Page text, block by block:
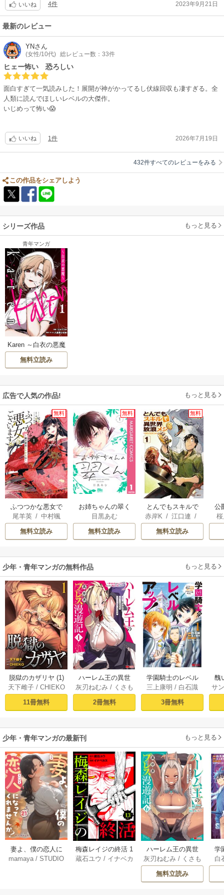
いいね 4件 2023年9月21日
最新のレビュー
YNさん
(女性/10代) 総レビュー数：33件
ヒェー怖い 恐ろしい
面白すぎて一気読みした！展開が神がかってるし伏線回収も凄すぎる。全
人類に読んでほしいレベルの大傑作。
いじめって怖い😱
いいね 1件 2026年7月19日
432件すべてのレビューをみる
この作品をシェアしよう
シリーズ作品 もっと見る
青年マンガ
Karen ～白衣の悪魔
～
無料立読み
広告で人気の作品! もっと見る
無料
ふつつかな悪女で
はございますが ～
雛宮蝶鼠とりかえ
伝～
尾羊英/ 中村颯
希/ゆき哉
無料立読み
無料
お姉ちゃんの翠く
ん
目黒あむ
無料立読み
無料
とんでもスキルで
異世界放浪メシ
赤岸K / 江口連 /
雅
無料立読み
公
は
少年・青年マンガの無料作品 もっと見る
脱獄のカザリヤ (1)
天下雌子/ CHIEKO
11冊無料
ハーレム王の異世
界プレス漫遊記 ～
最強無双のおじさ
んはあらゆる種族
ミック） 1巻
灰刃ねむみ / くさも
ち
2冊無料
学園騎士のレベル
アップ！レベル100
0超えの転生者、落
ちこぼれクラスに
（コミック） ： 1
三上康明 / 白石識
3冊無料
醜
同
サ
少年・青年マンガの最新刊 もっと見る
妻よ、僕の恋人に
なってくれません
mamaya /STUDIO
梅森レイジの終活 1
3巻
蔵石ユウ / イナベカ
ハーレム王の異世
界プレス漫遊記 ～
最強無双のおじさ
んはあらゆる種族
灰刃ねむみ / くさも
ち
無料立読み
学
ア
白